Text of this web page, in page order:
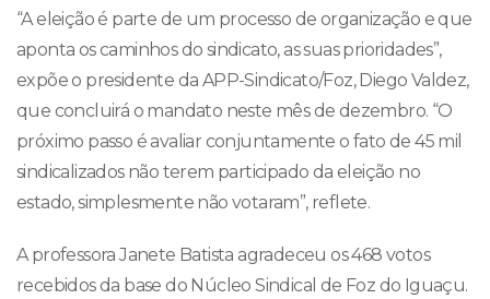
“A eleição é parte de um processo de organização e que
aponta os caminhos do sindicato, as suas prioridades”,
expõe o presidente da APP-Sindicato/Foz, Diego Valdez,
que concluirá o mandato neste mês de dezembro. “O
próximo passo é avaliar conjuntamente o fato de 45 mil
sindicalizados não terem participado da eleição no
estado, simplesmente não votaram”, reflete.
A professora Janete Batista agradeceu os 468 votos
recebidos da base do Núcleo Sindical de Foz do Iguaçu.